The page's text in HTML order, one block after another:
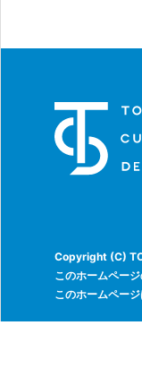
Copyright (C)
このホームペー
このホームページ